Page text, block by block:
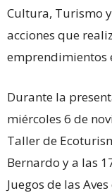
Cultura, Turismo
acciones que
emprendimientos
Durante la
miércoles 6 de
Taller de
Bernardo y a las
Juegos de las